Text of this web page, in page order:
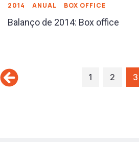
2014 ANUAL BOX OFFICE
Balanço de 2014: Box office
1 2 3